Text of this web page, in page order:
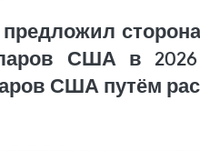
США в
США путём